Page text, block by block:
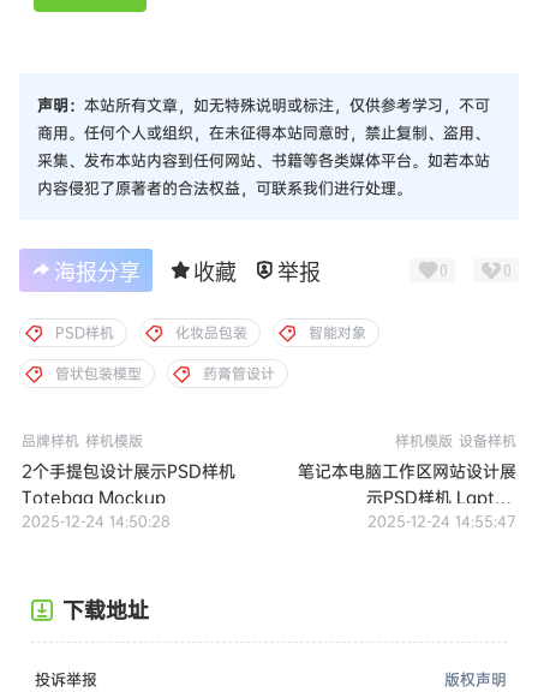
声明： 本站所有文章，如无特殊说明或标注，仅供参考学习，不可
商用。任何个人或组织，在未征得本站同意时，禁止复制、盗用、
采集、发布本站内容到任何网站、书籍等各类媒体平台。如若本站
内容侵犯了原著者的合法权益，可联系我们进行处理。
海报分享 收藏 举报 0 0
PSD样机 化妆品包装
智能对象
管状包装模型
药膏管设计
品牌样机 样机模版
2个手提包设计展示PSD样机
Totebag Mockup
2025-12-24 14:50:28
样机模版 设备样机
笔记本电脑工作区网站设计展
示PSD样机 Laptop
Workspace Display
2025-12-24 14:55:47
下载地址
投诉举报 版权声明